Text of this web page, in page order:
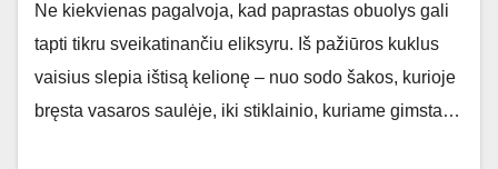
Ne kiekvienas pagalvoja, kad paprastas obuolys gali
tapti tikru sveikatinančiu eliksyru. Iš pažiūros kuklus
vaisius slepia ištisą kelionę – nuo sodo šakos, kurioje
bręsta vasaros saulėje, iki stiklainio, kuriame gimsta…